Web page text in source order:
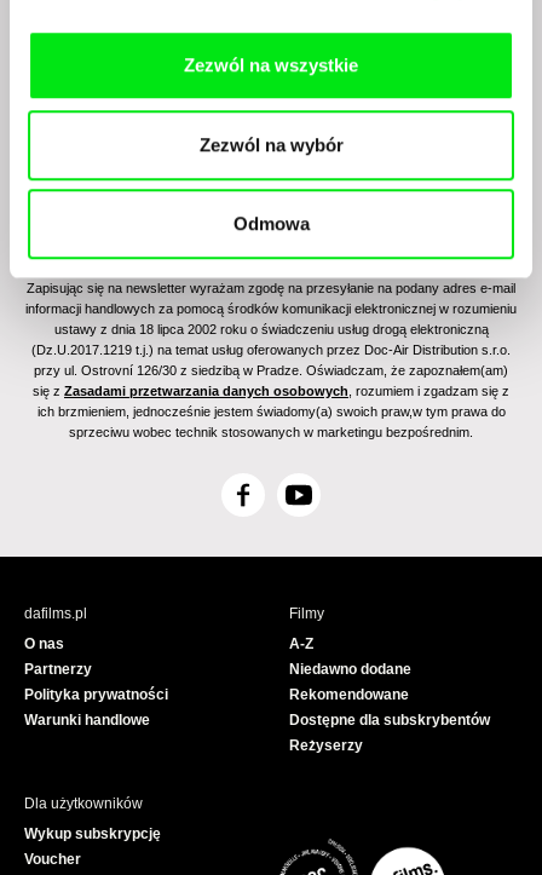
Zezwól na wszystkie
Zezwól na wybór
Odmowa
naszym filmowym programem?
Zapisując się na newsletter wyrażam zgodę na przesyłanie na podany adres e-mail
informacji handlowych za pomocą środków komunikacji elektronicznej w rozumieniu
ustawy z dnia 18 lipca 2002 roku o świadczeniu usług drogą elektroniczną
(Dz.U.2017.1219 t.j.) na temat usług oferowanych przez Doc-Air Distribution s.r.o.
przy ul. Ostrovní 126/30 z siedzibą w Pradze. Oświadczam, że zapoznałem(am)
się z Zasadami przetwarzania danych osobowych , rozumiem i zgadzam się z
ich brzmieniem, jednocześnie jestem świadomy(a) swoich praw,w tym prawa do
sprzeciwu wobec technik stosowanych w marketingu bezpośrednim.
F
c
Y
u
e
dafilms.pl
O nas
Partnerzy
Polityka prywatności
Warunki handlowe
Filmy
A-Z
Niedawno dodane
Rekomendowane
Dostępne dla subskrybentów
Reżyserzy
Dla użytkowników
Wykup subskrypcję
Voucher